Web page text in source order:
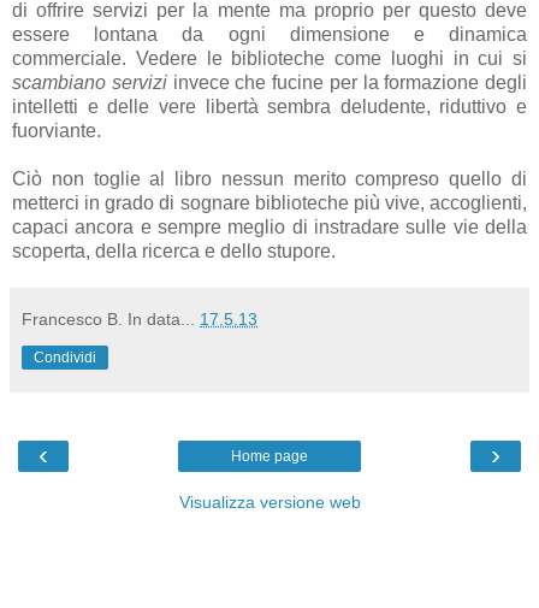
di offrire servizi per la mente ma proprio per questo deve
essere lontana da ogni dimensione e dinamica
commerciale. Vedere le biblioteche come luoghi in cui si
scambiano serviziinvece che fucine per la formazione degli
intelletti e delle vere libertà sembra deludente, riduttivo e
fuorviante.
Ciò non toglie al libro nessun merito compreso quello di
metterci in grado di sognare biblioteche più vive, accoglienti,
capaci ancora e sempre meglio di instradare sulle vie della
scoperta, della ricerca e dello stupore.
Francesco B. In data... 17.5.13
Condividi
‹ ›
Home page
Visualizza versione web